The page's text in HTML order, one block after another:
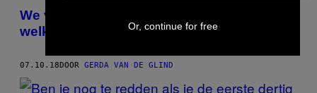
​We vroegen afstudeerders van ArtEZ op
welk ander werk ze het meest jaloers zijn
07.10.18DOOR GERDA VAN DE GLIND
Or, continue for free